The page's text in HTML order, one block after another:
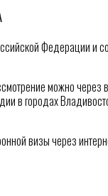
Федерации и
можно
в городах
визы через